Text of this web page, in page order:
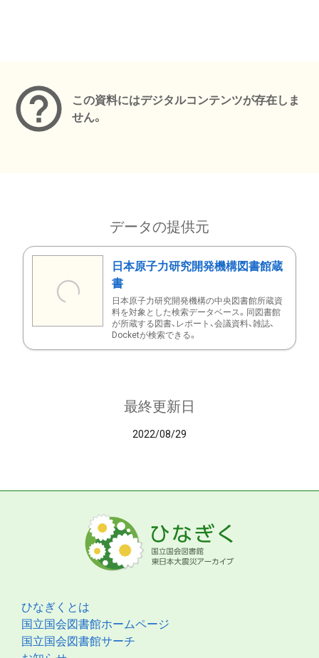
この資料にはデジタルコンテンツが存在しま
せん。
データの提供元
日本原子力研究開発機構図書館蔵
書
日本原子力研究開発機構の中央図書館所蔵資
料を対象とした検索データベース。同図書館
が所蔵する図書、レポート、会議資料、雑誌、
Docketが検索できる。
最終更新日
2022/08/29
ひなぎくとは
国立国会図書館ホームページ
国立国会図書館サーチ